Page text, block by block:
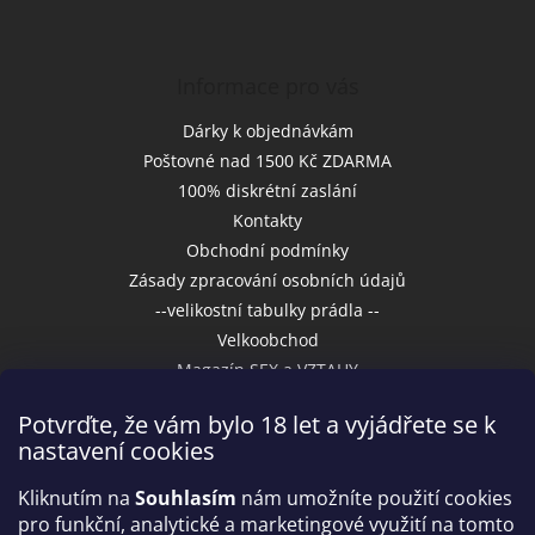
Potvrďte, že vám bylo 18 let a vyjádřete se k
nastavení cookies
Kliknutím na Souhlasím nám umožníte použití cookies
pro funkční, analytické a marketingové využití na tomto
Dárky k objednávkám
Poštovné nad 1500 Kč ZDARMA
100% diskrétní zaslání
Kontakty
Obchodní podmínky
Zásady zpracování osobních údajů
--velikostní tabulky prádla --
Velkoobchod
Magazín SEX a VZTAHY
Přijímáme online platby